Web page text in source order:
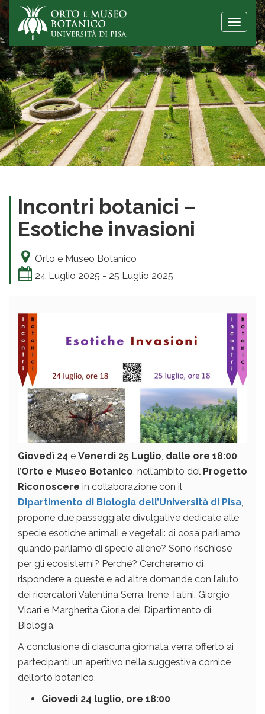
Toggle
Incontri botanici –
Esotiche invasioni
Orto e Museo Botanico
24 Luglio 2025 - 25 Luglio 2025
Giovedì 24 e Venerdì 25 Luglio, dalle ore 18:00,
l’Orto e Museo Botanico, nell’ambito del Progetto
Riconoscere in collaborazione con il
Dipartimento di Biologia dell’Università di Pisa,
propone due passeggiate divulgative dedicate alle
specie esotiche animali e vegetali: di cosa parliamo
quando parliamo di specie aliene? Sono rischiose
per gli ecosistemi? Perché? Cercheremo di
rispondere a queste e ad altre domande con l’aiuto
dei ricercatori Valentina Serra, Irene Tatini, Giorgio
Vicari e Margherita Gioria del Dipartimento di
Biologia.
A conclusione di ciascuna giornata verrà offerto ai
partecipanti un aperitivo nella suggestiva cornice
dell’orto botanico.
Giovedì 24 luglio, ore 18:00